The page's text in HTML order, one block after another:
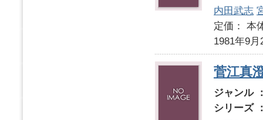
内田武志
定価：
1981年9月
菅江真
ジャンル
シリーズ